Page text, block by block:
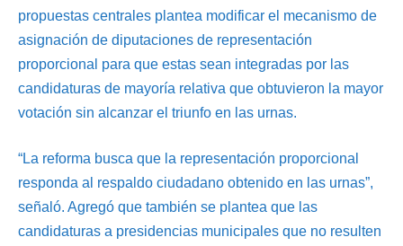
propuestas centrales plantea modificar el mecanismo de
asignación de diputaciones de representación
proporcional para que estas sean integradas por las
candidaturas de mayoría relativa que obtuvieron la mayor
votación sin alcanzar el triunfo en las urnas.
“La reforma busca que la representación proporcional
responda al respaldo ciudadano obtenido en las urnas”,
señaló. Agregó que también se plantea que las
candidaturas a presidencias municipales que no resulten